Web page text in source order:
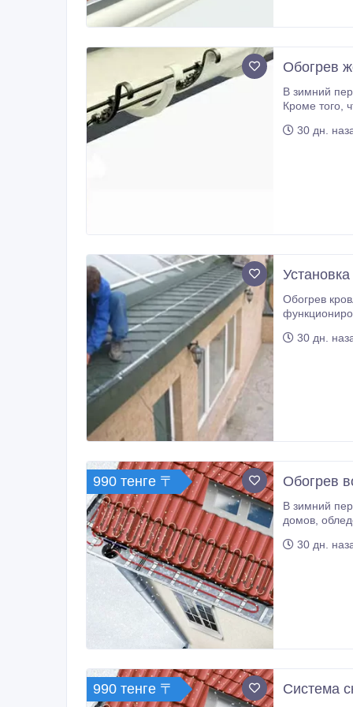
Обогрев
В зимний период происходит
Кроме того, что при этом резко повышается нагрузка на конструкцию и возрастает вероятность разгерметизации мест
30 дн.
Обогрев кровли, желобов и водостоков обеспечивает не замерзание системы отведения
30 дн.
990 тенге 〒 Обогрев
В зимний период
домов, обледеневшие или, того хуже, выведенные из строя под массой льда водостоки. Правильно организованный обогрев
водосточных
30 дн.
990 тенге 〒 Система